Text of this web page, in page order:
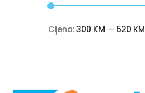
Cijena:300 KM — 520 KM